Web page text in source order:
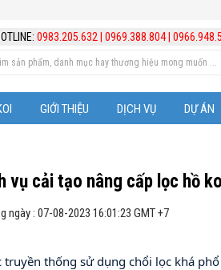
0983.205.632 |0969.388.804|
GIỚI THIỆU DỊCH VỤ DỰ ÁN
vụ cải tạo nâng cấp lọc hồ
ngày : 07-08-2023 16:01:23 GMT +7
truyền thống sử dụng chổi lọc khá